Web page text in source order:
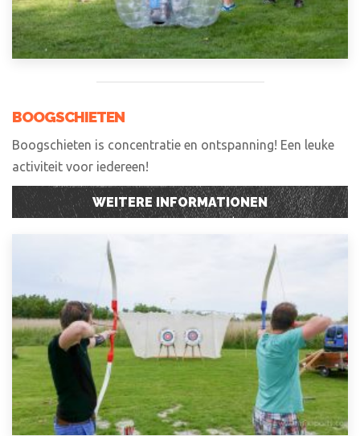
BOOGSCHIETEN
Boogschieten is concentratie en ontspanning! Een leuke
activiteit voor iedereen!
WEITERE INFORMATIONEN